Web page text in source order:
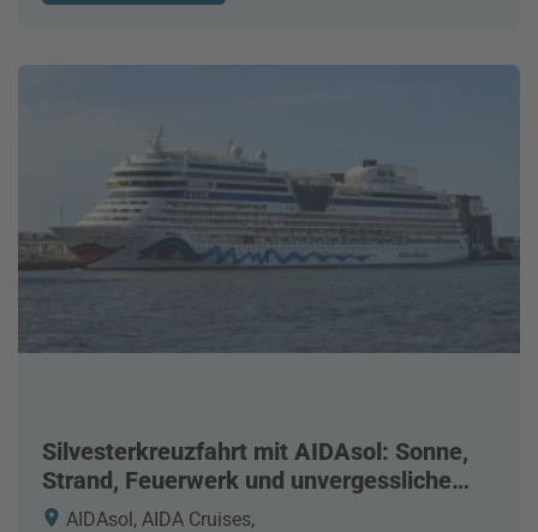
Silvesterkreuzfahrt mit AIDAsol: Sonne,
Strand, Feuerwerk und unvergessliche
Erlebnisse
AIDAsol, AIDA Cruises,